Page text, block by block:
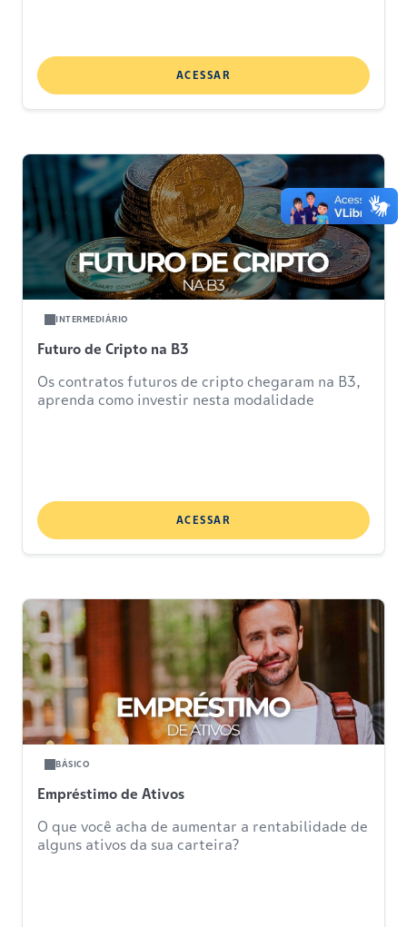
ACESSAR
INTERMEDIÁRIO
Futuro de Cripto na B3
Os contratos futuros de cripto chegaram na B3,
aprenda como investir nesta modalidade
ACESSAR
BÁSICO
Empréstimo de Ativos
O que você acha de aumentar a rentabilidade de
alguns ativos da sua carteira?